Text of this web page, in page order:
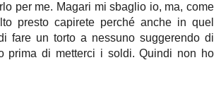
per me. Magari mi sbaglio io, ma, come
presto capirete perché anche in quel
fare un torto a nessuno suggerendo di
prima di metterci i soldi. Quindi non ho